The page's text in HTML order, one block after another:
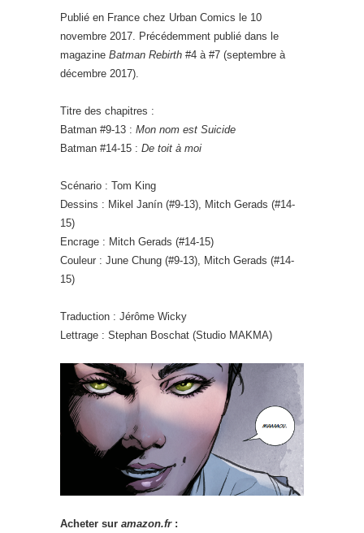
Publié en France chez Urban Comics le 10
novembre 2017. Précédemment publié dans le
magazine Batman Rebirth #4 à #7 (septembre à
décembre 2017).
Titre des chapitres :
Batman #9-13 : Mon nom est Suicide
Batman #14-15 : De toit à moi
Scénario : Tom King
Dessins : Mikel Janín (#9-13), Mitch Gerads (#14-
15)
Encrage : Mitch Gerads (#14-15)
Couleur : June Chung (#9-13), Mitch Gerads (#14-
15)
Traduction : Jérôme Wicky
Lettrage : Stephan Boschat (Studio MAKMA)
Acheter sur amazon.fr: